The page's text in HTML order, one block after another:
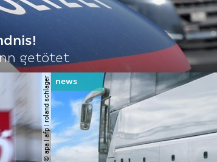
getötet
© apa | afp | roland schlager